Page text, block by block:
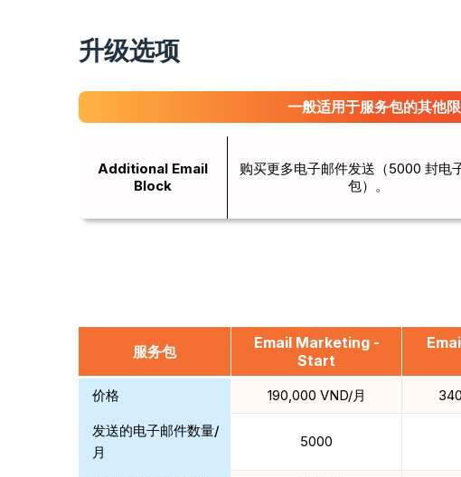
升级选项
一般适用于服务包的其他
Additional Email
Block
购买更多电子邮件发送（5000 封电
包）。
服务包
Email Marketing -
Start
价格 190,000 VND/月
发送的电子邮件数量/
月
5000